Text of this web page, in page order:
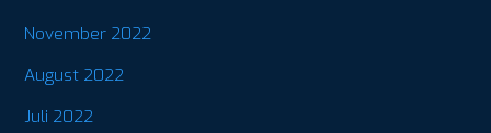
November 2022
August 2022
Juli 2022